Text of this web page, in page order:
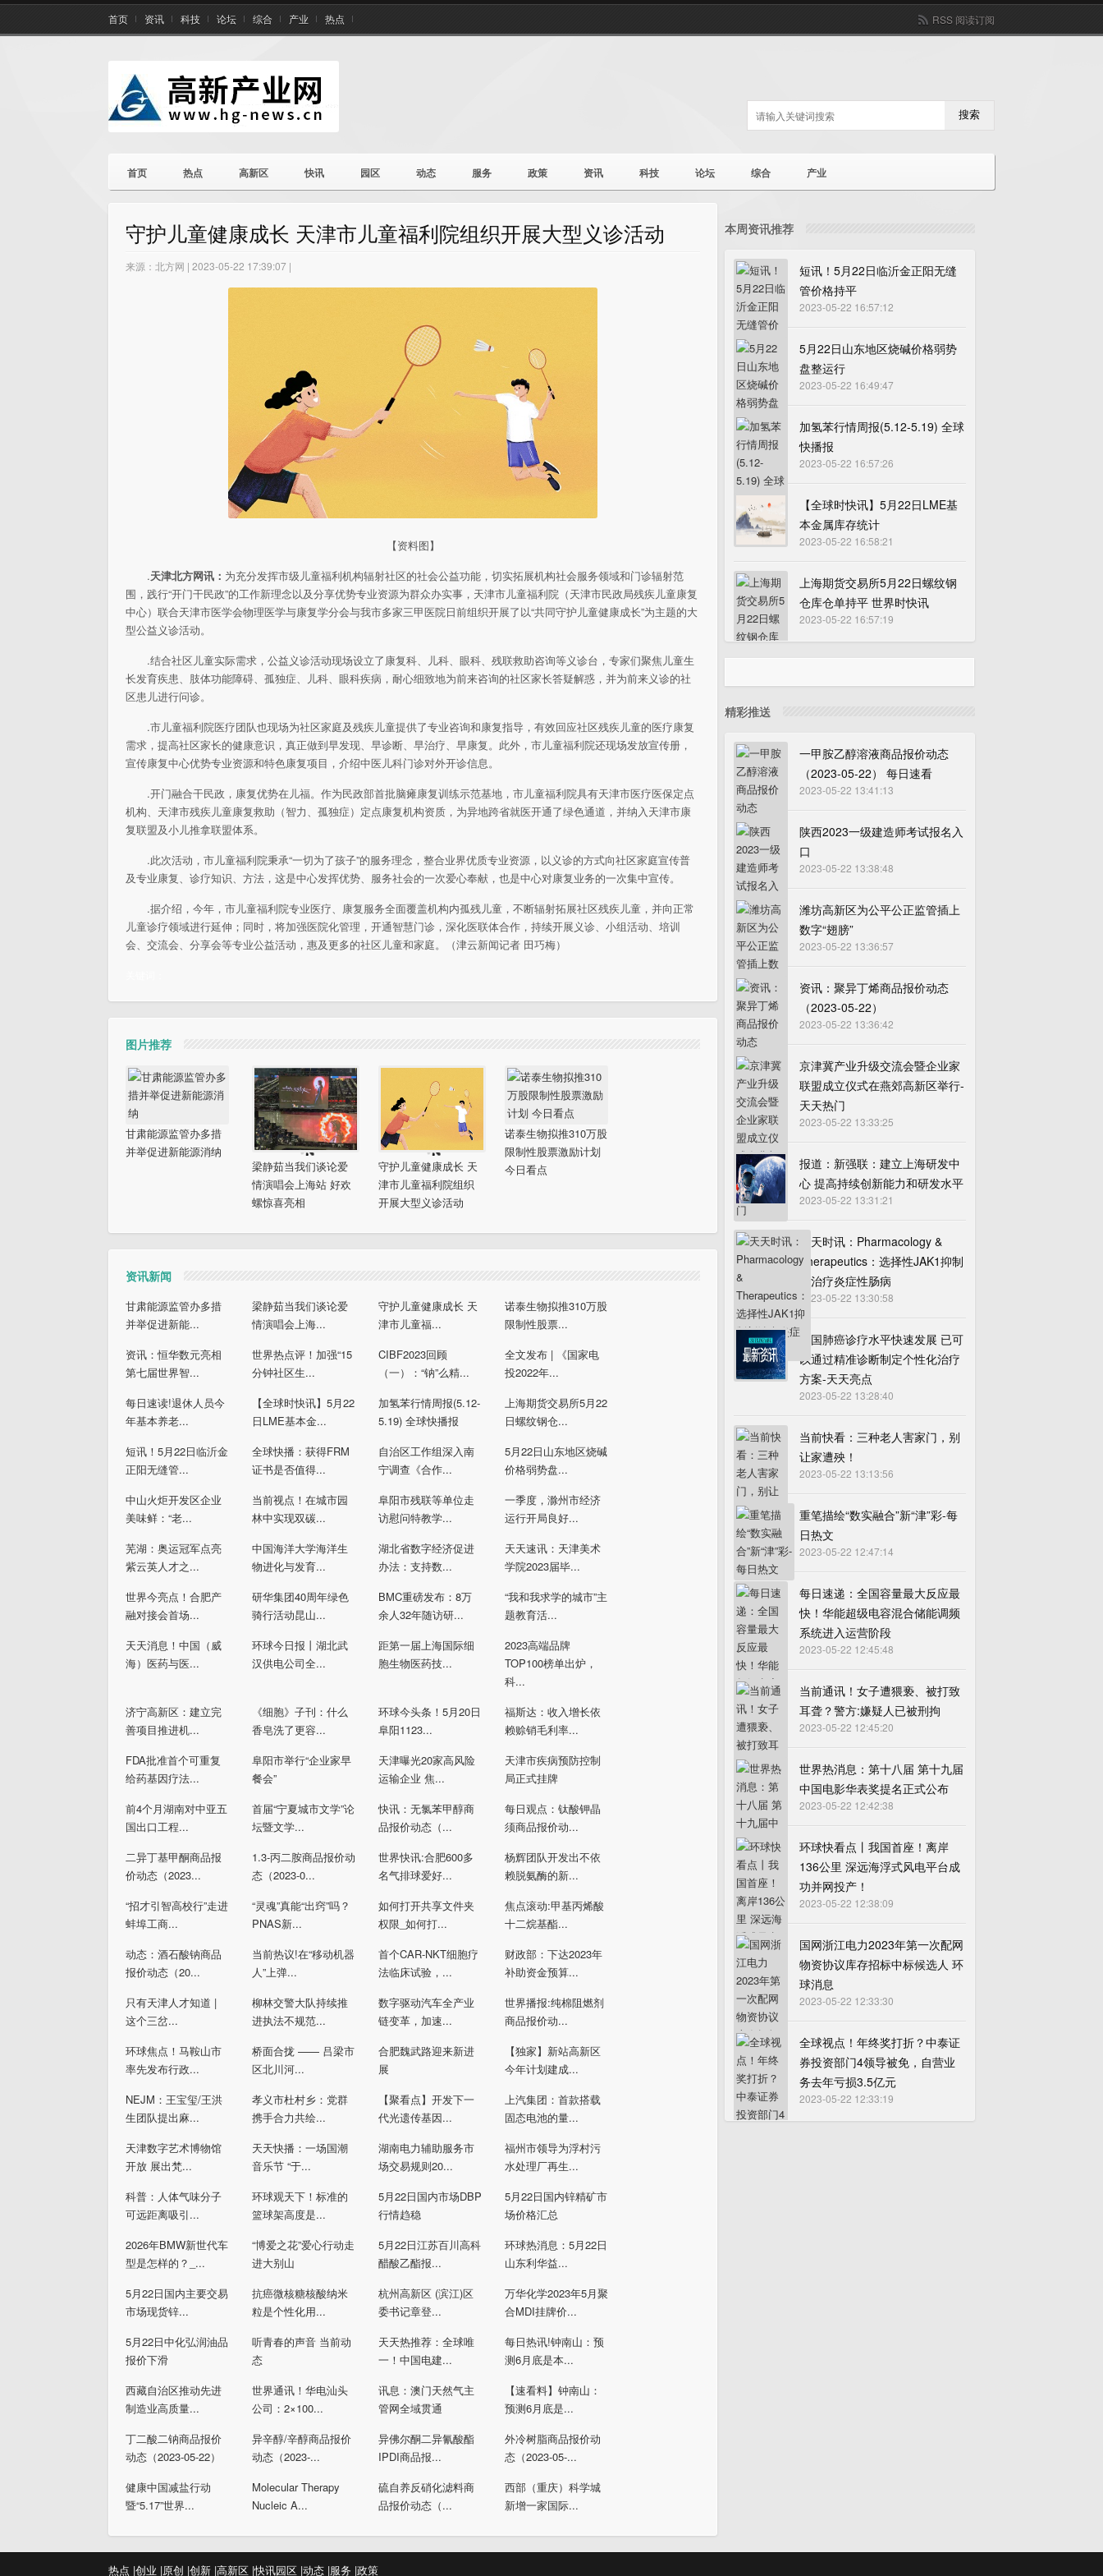
首页 资讯 科技 论坛 综合 产业 热点 RSS 阅读订阅
搜索
首页 热点 高新区 快讯 园区 动态 服务 政策 资讯 科技 论坛 综合 产业
守护儿童健康成长 天津市儿童福利院组织开展大型义诊活动
来源：北方网 | 2023-05-22 17:39:07 |
【资料图】
.天津北方网讯： 为充分发挥市级儿童福利机构辐射社区的社会公益功能，切实拓展机构社会服务领域和门诊辐射范
围，践行“开门干民政”的工作新理念以及分享优势专业资源为群众办实事，天津市儿童福利院（天津市民政局残疾儿童康复
中心）联合天津市医学会物理医学与康复学分会与我市多家三甲医院日前组织开展了以“共同守护儿童健康成长”为主题的大
型公益义诊活动。
.结合社区儿童实际需求，公益义诊活动现场设立了康复科、儿科、眼科、残联救助咨询等义诊台，专家们聚焦儿童生
长发育疾患、肢体功能障碍、孤独症、儿科、眼科疾病，耐心细致地为前来咨询的社区家长答疑解惑，并为前来义诊的社
区患儿进行问诊。
.市儿童福利院医疗团队也现场为社区家庭及残疾儿童提供了专业咨询和康复指导，有效回应社区残疾儿童的医疗康复
需求，提高社区家长的健康意识，真正做到早发现、早诊断、早治疗、早康复。此外，市儿童福利院还现场发放宣传册，
宣传康复中心优势专业资源和特色康复项目，介绍中医儿科门诊对外开诊信息。
.开门融合干民政，康复优势在儿福。作为民政部首批脑瘫康复训练示范基地，市儿童福利院具有天津市医疗医保定点
机构、天津市残疾儿童康复救助（智力、孤独症）定点康复机构资质，为异地跨省就医开通了绿色通道，并纳入天津市康
复联盟及小儿推拿联盟体系。
.此次活动，市儿童福利院秉承“一切为了孩子”的服务理念，整合业界优质专业资源，以义诊的方式向社区家庭宣传普
及专业康复、诊疗知识、方法，这是中心发挥优势、服务社会的一次爱心奉献，也是中心对康复业务的一次集中宣传。
.据介绍，今年，市儿童福利院专业医疗、康复服务全面覆盖机构内孤残儿童，不断辐射拓展社区残疾儿童，并向正常
儿童诊疗领域进行延伸；同时，将加强医院化管理，开通智慧门诊，深化医联体合作，持续开展义诊、小组活动、培训
会、交流会、分享会等专业公益活动，惠及更多的社区儿童和家庭。（津云新闻记者 田巧梅）
图片推荐
甘肃能源监管办多措
并举促进新能源消纳
梁静茹当我们谈论爱
情演唱会上海站 好欢
螺惊喜亮相
守护儿童健康成长 天
津市儿童福利院组织
开展大型义诊活动
诺泰生物拟推310万股
限制性股票激励计划
今日看点
资讯新闻
甘肃能源监管办多措
并举促进新能...
梁静茹当我们谈论爱
情演唱会上海...
守护儿童健康成长 天
津市儿童福...
诺泰生物拟推310万股
限制性股票...
资讯：恒华数元亮相
第七届世界智...
世界热点评！加强“15
分钟社区生...
CIBF2023回顾
（一）：“钠”么精...
全文发布 | 《国家电
投2022年...
每日速读!退休人员今
年基本养老...
【全球时快讯】5月22
日LME基本金...
加氢苯行情周报(5.12-
5.19) 全球快播报
上海期货交易所5月22
日螺纹钢仓...
短讯！5月22日临沂金
正阳无缝管...
全球快播：获得FRM
证书是否值得...
自治区工作组深入南
宁调查《合作...
5月22日山东地区烧碱
价格弱势盘...
中山火炬开发区企业
美味鲜：“老...
当前视点！在城市园
林中实现双碳...
阜阳市残联等单位走
访慰问特教学...
一季度，滁州市经济
运行开局良好...
芜湖：奥运冠军点亮
紫云英人才之...
中国海洋大学海洋生
物进化与发育...
湖北省数字经济促进
办法：支持数...
天天速讯：天津美术
学院2023届毕...
世界今亮点！合肥产
融对接会首场...
研华集团40周年绿色
骑行活动昆山...
BMC重磅发布：8万
余人32年随访研...
“我和我求学的城市”主
题教育活...
天天消息！中国（威
海）医药与医...
环球今日报丨湖北武
汉供电公司全...
距第一届上海国际细
胞生物医药技...
2023高端品牌
TOP100榜单出炉，
科...
济宁高新区：建立完
善项目推进机...
《细胞》子刊：什么
香皂洗了更容...
环球今头条！5月20日
阜阳1123...
福斯达：收入增长依
赖赊销毛利率...
FDA批准首个可重复
给药基因疗法...
阜阳市举行“企业家早
餐会”
天津曝光20家高风险
运输企业 焦...
天津市疾病预防控制
局正式挂牌
前4个月湖南对中亚五
国出口工程...
首届“宁夏城市文学”论
坛暨文学...
快讯：无氯苯甲醇商
品报价动态（...
每日观点：钛酸钾晶
须商品报价动...
二异丁基甲酮商品报
价动态（2023...
1.3-丙二胺商品报价动
态（2023-0...
世界快讯:合肥600多
名气排球爱好...
杨辉团队开发出不依
赖脱氨酶的新...
“招才引智高校行”走进
蚌埠工商...
“灵魂”真能“出窍”吗？
PNAS新...
如何打开共享文件夹
权限_如何打...
焦点滚动:甲基丙烯酸
十二烷基酯...
动态：酒石酸钠商品
报价动态（20...
当前热议!在“移动机器
人”上弹...
首个CAR-NKT细胞疗
法临床试验，...
财政部：下达2023年
补助资金预算...
只有天津人才知道 |
这个三岔...
柳林交警大队持续推
进执法不规范...
数字驱动汽车全产业
链变革，加速...
世界播报:纯棉阻燃剂
商品报价动...
环球焦点！马鞍山市
率先发布行政...
桥面合拢 —— 吕梁市
区北川河...
合肥魏武路迎来新进
展
【独家】新站高新区
今年计划建成...
NEJM：王宝玺/王洪
生团队提出麻...
孝义市杜村乡：党群
携手合力共绘...
【聚看点】开发下一
代光遗传基因...
上汽集团：首款搭载
固态电池的量...
天津数字艺术博物馆
开放 展出梵...
天天快播：一场国潮
音乐节 “于...
湖南电力辅助服务市
场交易规则20...
福州市领导为浮村污
水处理厂再生...
科普：人体气味分子
可远距离吸引...
环球观天下！标准的
篮球架高度是...
5月22日国内市场DBP
行情趋稳
5月22日国内锌精矿市
场价格汇总
2026年BMW新世代车
型是怎样的？_...
“博爱之花”爱心行动走
进大别山
5月22日江苏百川高科
醋酸乙酯报...
环球热消息：5月22日
山东利华益...
5月22日国内主要交易
市场现货锌...
抗癌微核糖核酸纳米
粒是个性化用...
杭州高新区 (滨江)区
委书记章登...
万华化学2023年5月聚
合MDI挂牌价...
5月22日中化弘润油品
报价下滑
听青春的声音 当前动
态
天天热推荐：全球唯
一！中国电建...
每日热讯!钟南山：预
测6月底是本...
西藏自治区推动先进
制造业高质量...
世界通讯！华电汕头
公司：2×100...
讯息：澳门天然气主
管网全域贯通
【速看料】钟南山：
预测6月底是...
丁二酸二钠商品报价
动态（2023-05-22）
异辛醇/辛醇商品报价
动态（2023-...
异佛尔酮二异氰酸酯
IPDI商品报...
外冷树脂商品报价动
态（2023-05-...
健康中国减盐行动
暨“5.17”世界...
Molecular Therapy
Nucleic A...
硫自养反硝化滤料商
品报价动态（...
西部（重庆）科学城
新增一家国际...
本周资讯推荐
短讯！5月22日临沂金正阳无缝
管价格持平
2023-05-22 16:57:12
5月22日山东地区烧碱价格弱势
盘整运行
2023-05-22 16:49:47
加氢苯行情周报(5.12-5.19) 全球
快播报
2023-05-22 16:57:26
【全球时快讯】5月22日LME基
本金属库存统计
2023-05-22 16:58:21
上海期货交易所5月22日螺纹钢
仓库仓单持平 世界时快讯
2023-05-22 16:57:19
精彩推送
一甲胺乙醇溶液商品报价动态
（2023-05-22） 每日速看
2023-05-22 13:41:13
陕西2023一级建造师考试报名入
口
2023-05-22 13:38:48
潍坊高新区为公平公正监管插上
数字“翅膀”
2023-05-22 13:36:57
资讯：聚异丁烯商品报价动态
（2023-05-22）
2023-05-22 13:36:42
京津冀产业升级交流会暨企业家
联盟成立仪式在燕郊高新区举行-
天天热门
2023-05-22 13:33:25
报道：新强联：建立上海研发中
心 提高持续创新能力和研发水平
2023-05-22 13:31:21
天天时讯：Pharmacology &
Therapeutics：选择性JAK1抑制
剂治疗炎症性肠病
2023-05-22 13:30:58
我国肺癌诊疗水平快速发展 已可
以通过精准诊断制定个性化治疗
方案-天天亮点
2023-05-22 13:28:40
当前快看：三种老人害家门，别
让家遭殃！
2023-05-22 13:13:56
重笔描绘“数实融合”新“津”彩-每
日热文
2023-05-22 12:47:14
每日速递：全国容量最大反应最
快！华能超级电容混合储能调频
系统进入运营阶段
2023-05-22 12:45:48
当前通讯！女子遭猥亵、被打致
耳聋？警方:嫌疑人已被刑拘
2023-05-22 12:45:20
世界热消息：第十八届 第十九届
中国电影华表奖提名正式公布
2023-05-22 12:42:38
环球快看点丨我国首座！离岸
136公里 深远海浮式风电平台成
功并网投产！
2023-05-22 12:38:09
国网浙江电力2023年第一次配网
物资协议库存招标中标候选人 环
球消息
2023-05-22 12:33:30
全球视点！年终奖打折？中泰证
券投资部门4领导被免，自营业
务去年亏损3.5亿元
2023-05-22 12:33:19
热点 |创业 |原创 |创新 |高新区 |快讯园区 |动态 |服务 |政策